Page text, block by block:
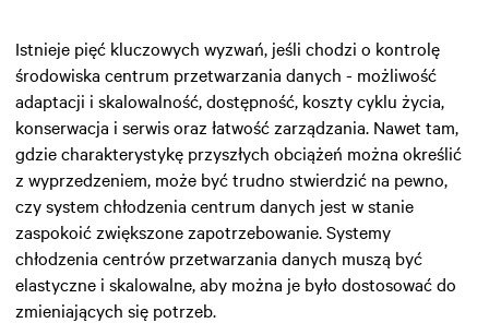
Istnieje pięć kluczowych wyzwań, jeśli chodzi o kontrolę
środowiska centrum przetwarzania danych - możliwość
adaptacji i skalowalność, dostępność, koszty cyklu życia,
konserwacja i serwis oraz łatwość zarządzania. Nawet tam,
gdzie charakterystykę przyszłych obciążeń można określić
z wyprzedzeniem, może być trudno stwierdzić na pewno,
czy system chłodzenia centrum danych jest w stanie
zaspokoić zwiększone zapotrzebowanie. Systemy
chłodzenia centrów przetwarzania danych muszą być
elastyczne i skalowalne, aby można je było dostosować do
zmieniających się potrzeb.